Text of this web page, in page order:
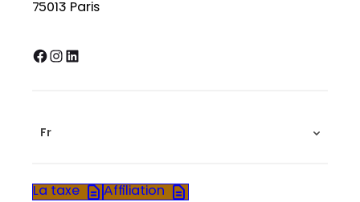
75013 Paris
Facebook InstagramLinkedIn
Fr
La taxe Affiliation